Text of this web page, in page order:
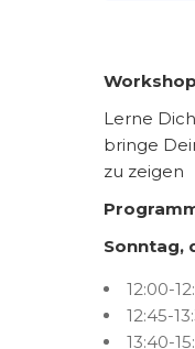
Lerne
bringe
zu zeigen
Sonntag,
12:00-
12:45-
13:40-